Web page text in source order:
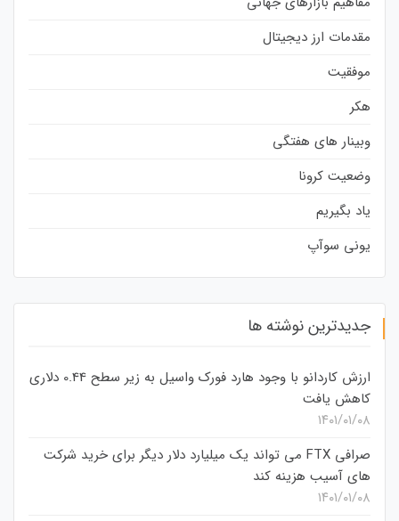
مقدمات ارز دیجیتال
موفقیت
هکر
وبینار های هفتگی
وضعیت کرونا
یاد بگیریم
یونی سوآپ
جدیدترین نوشته ها
ارزش کاردانو با وجود هارد فورک واسیل به زیر سطح 0.44 دلاری
کاهش یافت
۱۴۰۱/۰۱/۰۸
صرافی FTX می تواند یک میلیارد دلار دیگر برای خرید شرکت
های آسیب هزینه کند
۱۴۰۱/۰۱/۰۸